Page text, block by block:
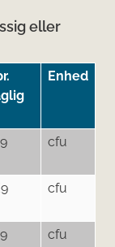
eller
Enhed
cfu
cfu
cfu